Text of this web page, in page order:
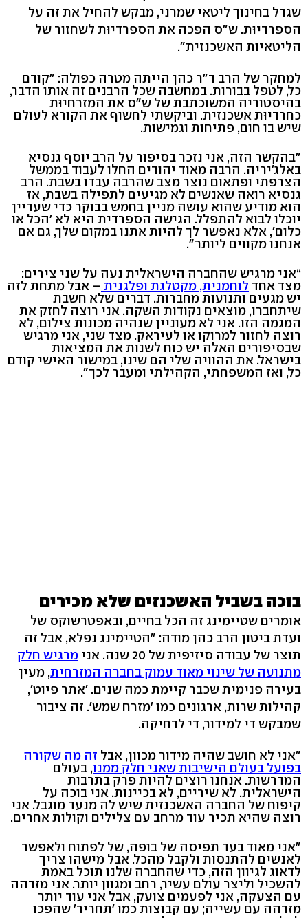
שגדל בחינוך ליטאי שמרני, מבקש להחיל את זה על
הספרדיוּת. ש"ס הפכה את הספרדיוּת לשחזור של
הליטאיות האשכנזית".
למחקר של הרב ד"ר כהן הייתה מטרה כפולה: "קודם
כל, לטפל בבורות. במחשבה שכל הרבנים זה אותו הדבר,
בהיסטוריה המשוכתבת של ש"ס את המזרחיוּת
כחרדיוּת אשכנזית. וביקשתי לחשוף את הקורא לעולם
שיש בו חום, פתיחות וגמישות.
"בהקשר הזה, אני נזכר בסיפור על הרב יוסף גנסיא
באלג'יריה. הרבה מאוד יהודים החלו לעבוד בממשל
הצרפתי ופתאום נוצר מצב שהרבה עבדו בשבת. הרב
גנסיא רואה שאנשים לא מגיעים לתפילה בשבת, אז
הוא מודיע שהוא עושה מניין בחמש בבוקר כדי שעדיין
יוכלו לבוא להתפלל. הגישה הספרדית היא לא 'הכל או
כלום', אלא נאפשר לך להיות אתנו במקום שלך, גם אם
אנחנו מקווים ליותר".
“אני מרגיש שהחברה הישראלית נעה על שני צירים:
מצד אחד לוחמנית, מקטלגת ופלגנית – אבל מתחת לזה
יש מגעים ותנועות מחברות. דברים שלא חשבת
שיתחברו, מוצאים נקודות השקה. אני רוצה לחזק את
המגמה הזו. אני לא מעוניין שנהיה מכונות צילום, לא
רוצה לחזור למרוקו או לעיראק. מצד שני, אני מרגיש
שבסיפורים האלה יש כוח לשנות את המציאות
בישראל. את ההוויה שלי הם שינו, במישור האישי קודם
כל, ואז המשפחתי, הקהילתי ומעבר לכך".
בוכה בשביל האשכנזים שלא מכירים
אומרים שטיימינג זה הכל בחיים, ובאפטרשוקס של
ועדת ביטון הרב כהן מודה: "הטיימינג נפלא, אבל זה
תוצר של עבודה סיזיפית של 20 שנה. אני
מרגיש חלק
מתנועה של שינוי מאוד עמוק בחברה המזרחית, מעין
בעירה פנימית שכבר קיימת כמה שנים. 'אתר פיוט',
קהילות שרות, ארגונים כמו 'מזרח שמש'. זה ציבור
שמבקש די למידור, די לדחיקה.
"אני לא חושב שהיה מידור מכוון, אבל זה מה שקורה
בפועל בעולם הישיבות שאני חלק ממנו, בעולם
המדרשות. אנחנו רוצים להיות פרק בתרבות
הישראלית. לא שיריים, לא בכיינות. אני בוכה על
קיפוח של החברה האשכנזית שיש לה מנעד מוגבל. אני
רוצה שהיא תכיר עוד מרחב עם צלילים וקולות אחרים.
"אני מאוד בעד תפיסה של בופה, של לפתוח ולאפשר
לאנשים להתנסות ולקבל מהכל. אבל מישהו צריך
לדאוג לגיוון הזה, כדי שהחברה שלנו תוכל באמת
להשכיל וליצר עולם עשיר, רחב ומגוון יותר. אני מזדהה
עם הצעקה, אני לפעמים צועק, אבל אני עוד יותר
מזדהה עם עשייה; עם קבוצות כמו 'תחריר' שהפכו